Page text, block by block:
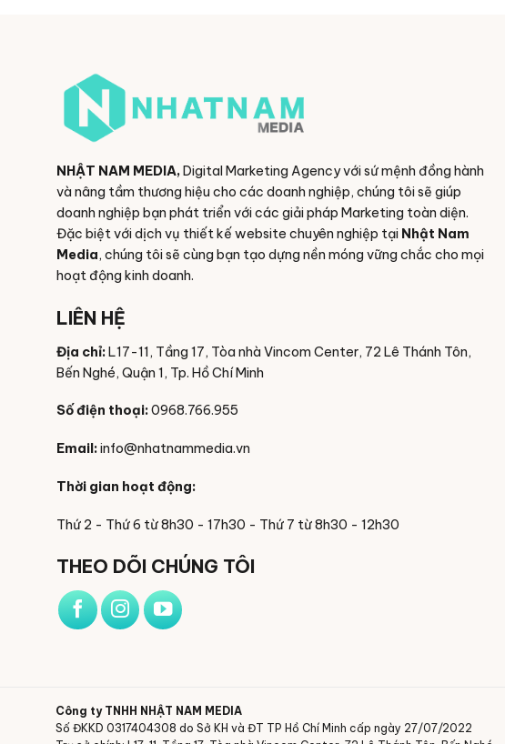
NHẬT NAM MEDIA,Digital Marketing Agency với sứ mệnh đồng hành
và nâng tầm thương hiệu cho các doanh nghiệp, chúng tôi sẽ giúp
doanh nghiệp bạn phát triển với các giải pháp Marketing toàn diện.
Đặc biệt với dịch vụ thiết kế website chuyên nghiệp tại Nhật Nam
Media, chúng tôi sẽ cùng bạn tạo dựng nền móng vững chắc cho mọi
hoạt động kinh doanh.
LIÊN HỆ
Địa chỉ:L17-11, Tầng 17, Tòa nhà Vincom Center, 72 Lê Thánh Tôn,
Bến Nghé, Quận 1, Tp. Hồ Chí Minh
Số điện thoại:0968.766.955
Email:info@nhatnammedia.vn
Thời gian hoạt động:
Thứ 2 - Thứ 6 từ 8h30 - 17h30 - Thứ 7 từ 8h30 - 12h30
THEO DÕI CHÚNG TÔI
Công ty TNHH NHẬT NAM MEDIA
Số ĐKKD 0317404308 do Sở KH và ĐT TP Hồ Chí Minh cấp ngày 27/07/2022